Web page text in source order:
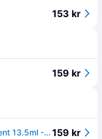
153 kr
159 kr
Essie Speed Setter top Coat Transparent 13.5ml - Topplack Från Magasin (13.5ml)159 kr